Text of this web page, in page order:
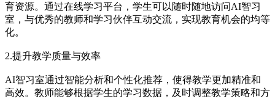
育资源。通过在线学习平台，学生可以随时随地访问AI智习
室，与优秀的教师和学习伙伴互动交流，实现教育机会的均等
化。
2.提升教学质量与效率
AI智习室通过智能分析和个性化推荐，使得教学更加精准和
高效。教师能够根据学生的学习数据，及时调整教学策略和方